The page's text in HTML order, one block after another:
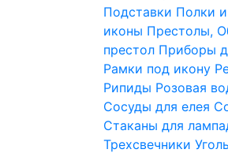
Подставки Полки
иконы Престолы,
престол Приборы
Рамки под икону
Рипиды Розовая
Сосуды для елея
Стаканы для
Трехсвечники